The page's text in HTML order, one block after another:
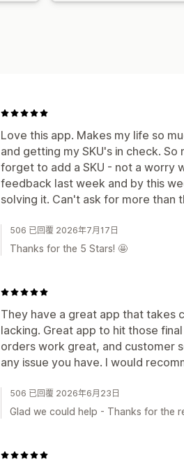
Love this app. Makes my life so
and getting my SKU's in check.
forget to add a SKU - not a worry
feedback last week and by this
solving it. Can't ask for more than
506 已回覆 2026年7月17日
Thanks for the 5 Stars! 🤩
They have a great app that takes
lacking. Great app to hit those
orders work great, and customer
any issue you have. I would
506 已回覆 2026年6月23日
Glad we could help - Thanks for the